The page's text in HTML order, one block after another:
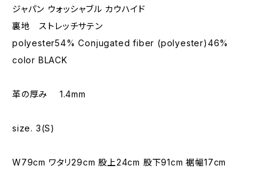
ジャパン ウォッシャブル カウハイド
裏地 ストレッチサテン
polyester54% Conjugated fiber (polyester)46%
color BLACK
革の厚み 1.4mm
size. 3(S)
W79cm ワタリ29cm 股上24cm 股下91cm 裾幅17cm